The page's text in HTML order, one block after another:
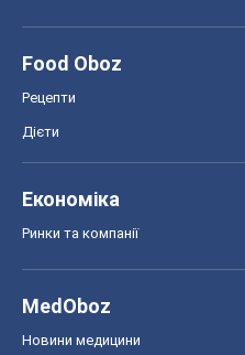
Food Oboz
Рецепти
Дієти
Економіка
Ринки та компанії
MedOboz
Новини медицини